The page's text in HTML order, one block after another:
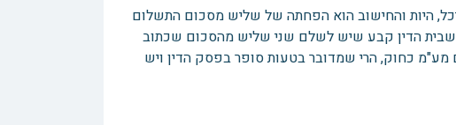
היות והחישוב הוא הפחתה של שליש מסכום התשלום
שבית הדין קבע שיש לשלם שני שליש מהסכום שכתוב
כחוק, הרי שמדובר בטעות סופר בפסק הדין ויש